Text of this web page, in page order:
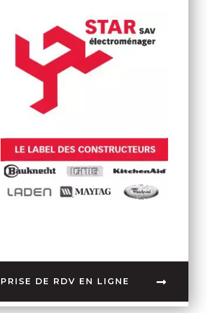
PRISE DE RDV EN LIGNE